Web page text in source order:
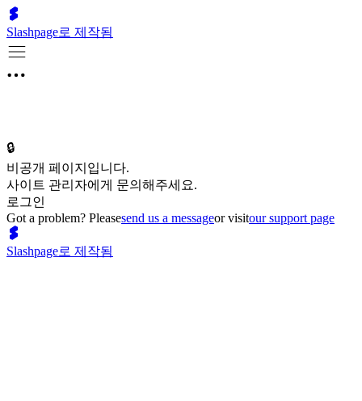
Slashpage로 제작됨
🔒
비공개 페이지입니다.
사이트 관리자에게 문의해주세요.
로그인
Got a problem? Pleasesend us a messageor visitour support page
Slashpage로 제작됨